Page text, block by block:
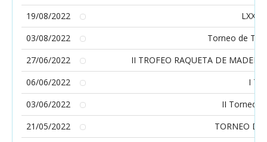
19/08/2022
03/08/2022
Torneo de
27/06/2022
II TROFEO RAQUETA DE
06/06/2022
I
03/06/2022
II Torneo
21/05/2022
TORNEO DE